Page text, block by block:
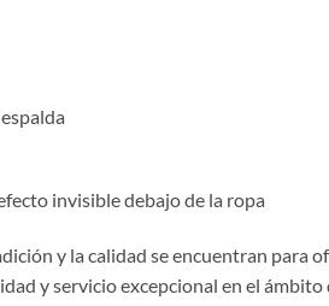
invisible debajo de la ropa
y la calidad se encuentran para
y servicio excepcional en el